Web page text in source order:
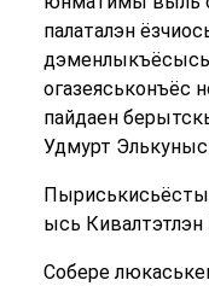
палаталэн
дэменлыкъёсысь
огазеяськонъёс
пайдаен
Удмурт
Пыриськисьёсты
ысь
Собере